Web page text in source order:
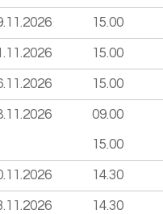
2026 15.00
2026 15.00
2026 15.00
2026 09.00
15.00
2026 14.30
2026 14.30